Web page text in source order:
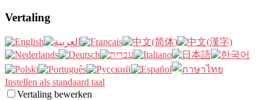
Vertaling
Instellen als standaard taal
Vertaling bewerken